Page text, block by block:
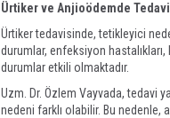
Ürtiker ve Anjioödemde
Ürtiker tedavisinde, tetikleyici
durumlar, enfeksiyon
durumlar etkili olmaktadır.
Uzm. Dr. Özlem Vayvada, tedavi
nedeni farklı olabilir. Bu nedenle,